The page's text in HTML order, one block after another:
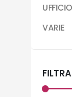
UFFICIO
VARIE